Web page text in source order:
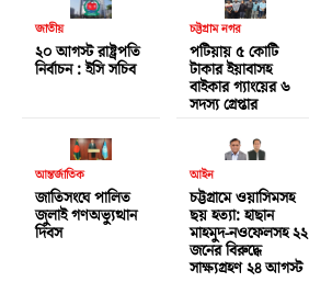
জাতীয়
২০ আগস্ট রাষ্ট্রপতি
নির্বাচন : ইসি সচিব
চট্টগ্রাম নগর
পটিয়ায় ৫ কোটি
টাকার ইয়াবাসহ
বাইকার গ্যাংয়ের ৬
সদস্য গ্রেপ্তার
আন্তর্জাতিক
জাতিসংঘে পালিত
জুলাই গণঅভ্যুত্থান
দিবস
আইন
চট্টগ্রামে ওয়াসিমসহ
ছয় হত্যা: হাছান
মাহমুদ-নওফেলসহ ২২
জনের বিরুদ্ধে
সাক্ষ্যগ্রহণ ২৪ আগস্ট